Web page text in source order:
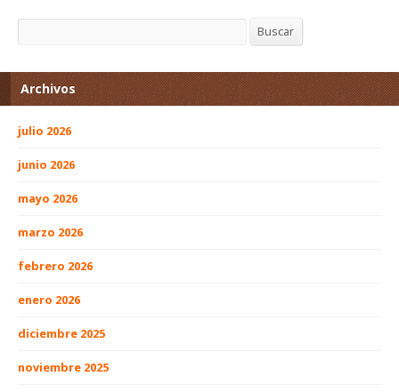
Buscar
Archivos
julio 2026
junio 2026
mayo 2026
marzo 2026
febrero 2026
enero 2026
diciembre 2025
noviembre 2025